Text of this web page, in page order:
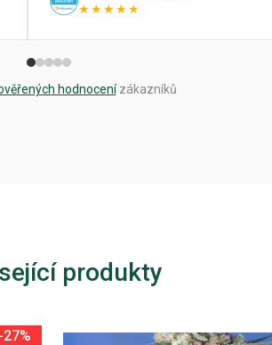
★★★★★
hodnocenízákazníků
produkty
-27%